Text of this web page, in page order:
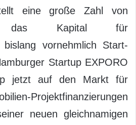
eine große Zahl von
das Kapital für
bislang vornehmlich Start-
Startup EXPORO
jetzt auf den Markt für
Projektfinanzierungen
neuen gleichnamigen